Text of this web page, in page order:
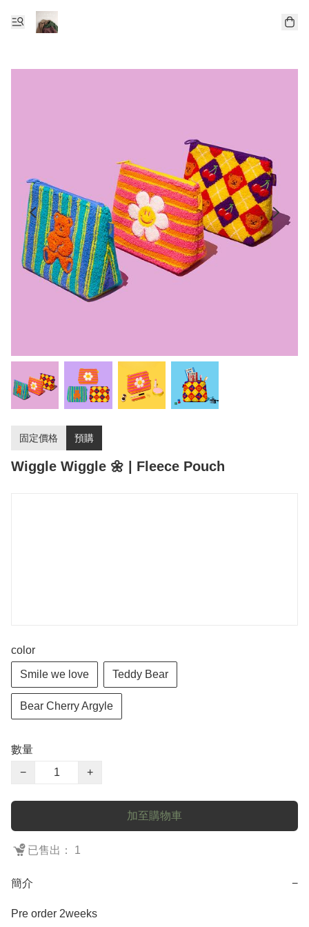
固定價格 預購
Wiggle Wiggle 🌼 | Fleece Pouch
color
Smile we love Teddy Bear
Bear Cherry Argyle
數量
−
+
加至購物車
已售出： 1
簡介 −
Pre order 2weeks